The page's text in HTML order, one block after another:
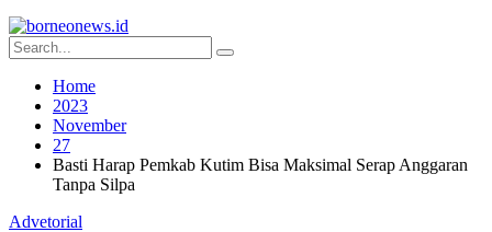
Home
2023
November
27
Basti Harap Pemkab Kutim Bisa Maksimal Serap Anggaran
Tanpa Silpa
Advetorial